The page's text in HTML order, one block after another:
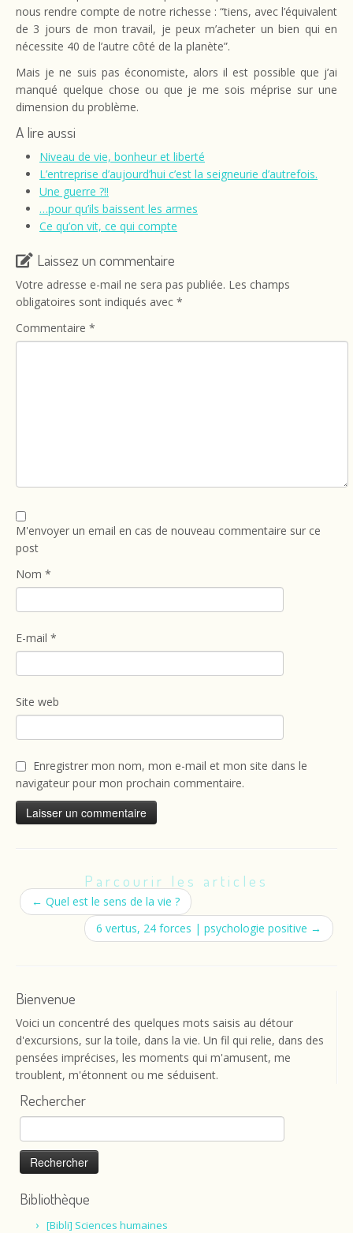
nous rendre compte de notre richesse : “tiens, avec l’équivalent
de 3 jours de mon travail, je peux m’acheter un bien qui en
nécessite 40 de l’autre côté de la planète”.
Mais je ne suis pas économiste, alors il est possible que j’ai
manqué quelque chose ou que je me sois méprise sur une
dimension du problème.
A lire aussi
Niveau de vie, bonheur et liberté
L’entreprise d’aujourd’hui c’est la seigneurie d’autrefois.
Une guerre ?!!
…pour qu’ils baissent les armes
Ce qu’on vit, ce qui compte
Laissez un commentaire
Votre adresse e-mail ne sera pas publiée. Les champs
obligatoires sont indiqués avec *
Commentaire *
M'envoyer un email en cas de nouveau commentaire sur ce
post
Nom *
E-mail *
Site web
Enregistrer mon nom, mon e-mail et mon site dans le
navigateur pour mon prochain commentaire.
Parcourir les articles
← Quel est le sens de la vie ?
6 vertus, 24 forces | psychologie positive →
Bienvenue
Voici un concentré des quelques mots saisis au détour
d'excursions, sur la toile, dans la vie. Un fil qui relie, dans des
pensées imprécises, les moments qui m'amusent, me
troublent, m'étonnent ou me séduisent.
Rechercher
Rechercher :
Bibliothèque
[Bibli] Sciences humaines